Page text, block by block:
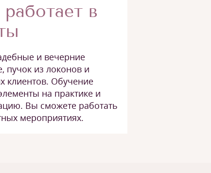
в
и вечерние
пучок из локонов и
клиентов. Обучение
на практике и
Вы сможете работать
мероприятиях.